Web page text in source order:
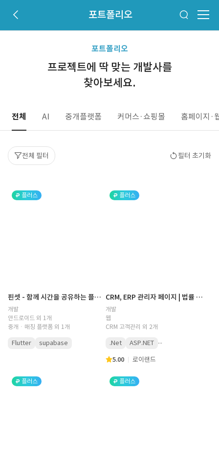
포트폴리오
포트폴리오
프로젝트에 딱 맞는 개발사를
찾아보세요.
전체 AI 중개플랫폼 커머스·쇼핑몰 홈페이지·
전체 필터 필터 초기화
플러스
핀셋 - 함께 시간을 공유하는 플래너
개발
안드로이드 외 1개
중개ㆍ매칭 플랫폼 외 1개
Flutter supabase
플러스
CRM, ERP 관리자 페이지 | 법률 관련 언론 사이트 (CRM, ERP, 외부 API 연동, 레거시, 분석, ASP.NET)
개발
웹
CRM 고객관리 외 2개
.Net ASP.NET ...
5.00 로이랜드
플러스 플러스